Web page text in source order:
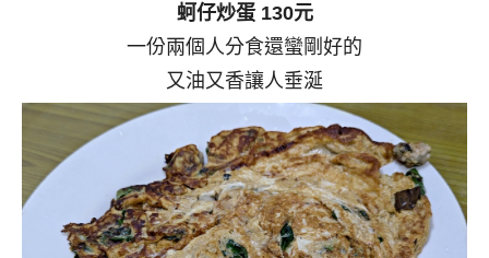
蚵仔炒蛋 130元
一份兩個人分食還蠻剛好的
又油又香讓人垂涎